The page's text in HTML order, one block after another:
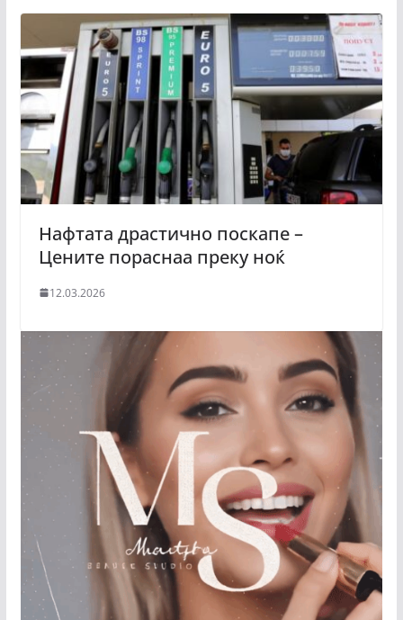
Нафтата драстично поскапе –
Цените пораснаа преку ноќ
12.03.2026